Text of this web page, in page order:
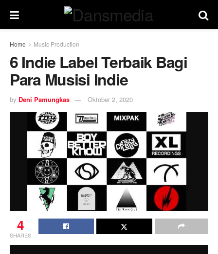
Home Music Production
6 Indie Label Terbaik Bagi
Para Musisi Indie
by Deni Pamungkas Oktober 2, 2020
4
SHARES